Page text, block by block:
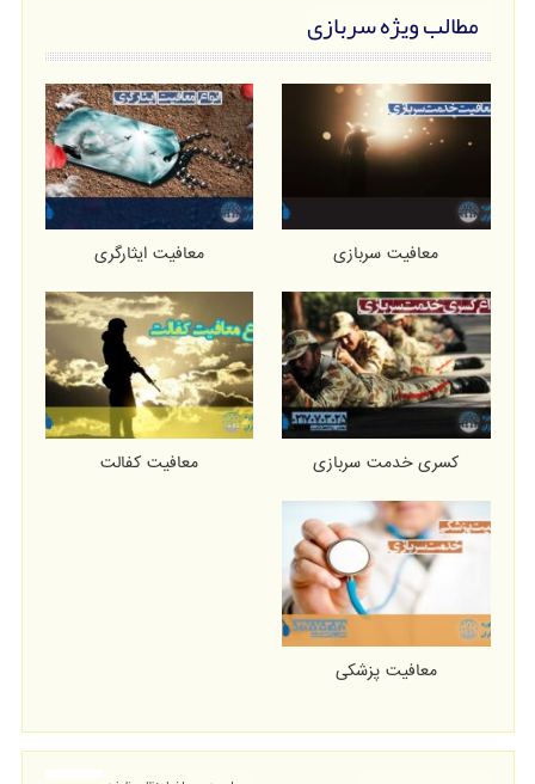
مطالب ویژه سربازی
معافیت سربازی معافیت ایثارگری
کسری خدمت سربازی معافیت کفالت
معافیت پزشکی